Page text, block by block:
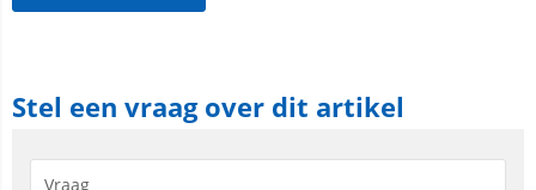
Stel een vraag over dit artikel